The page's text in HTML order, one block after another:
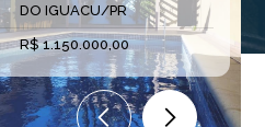
DO IGUACU/PR
R$ 1.150.000,00